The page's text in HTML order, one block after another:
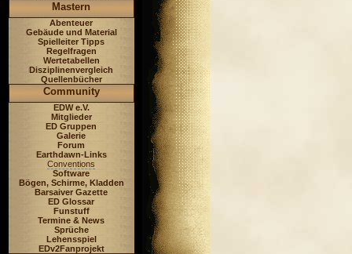
Mastern
Abenteuer
Gebäude und Material
Spielleiter Tipps
Regelfragen
Wertetabellen
Disziplinenvergleich
Quellenbücher
Community
EDW e.V.
Mitglieder
ED Gruppen
Galerie
Forum
Earthdawn-Links
Conventions
Software
Bögen, Schirme, Kladden
Barsaiver Gazette
ED Glossar
Funstuff
Termine & News
Sprüche
Lehensspiel
EDv2Fanprojekt